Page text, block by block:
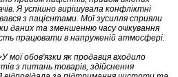
Я успішно вирішувала конфліктні
з пацієнтами. Мої зусилля сприяли
даних та зменшенню часу очікування
працювати в напруженій атмосфері.
мої обов'язки як продавця входило
з питань товарів, здійснення